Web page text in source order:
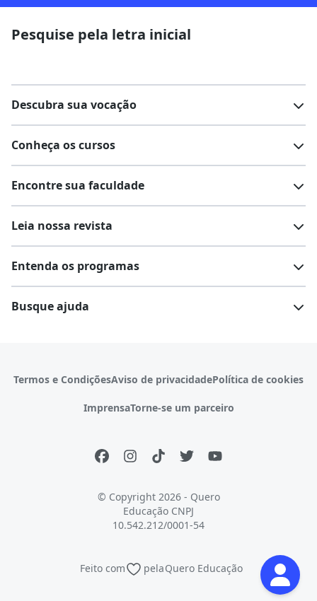
Continuar
Pesquise pela letra inicial
Descubra sua vocação
Conheça os cursos
Cursos técnicos
Escolas
Encontre sua faculdade
Comunidade Quero
Leia nossa revista
Profissões
Escolas
Entenda os programas
Busque ajuda
Vs Mais Estudo/Neora Educa Brasil
Termos e CondiçõesAviso de privacidadePolítica de cookies
ImprensaTorne-se um parceiro
© Copyright 2026 - Quero
Educação CNPJ
10.542.212/0001-54
Feito com pelaQuero Educação